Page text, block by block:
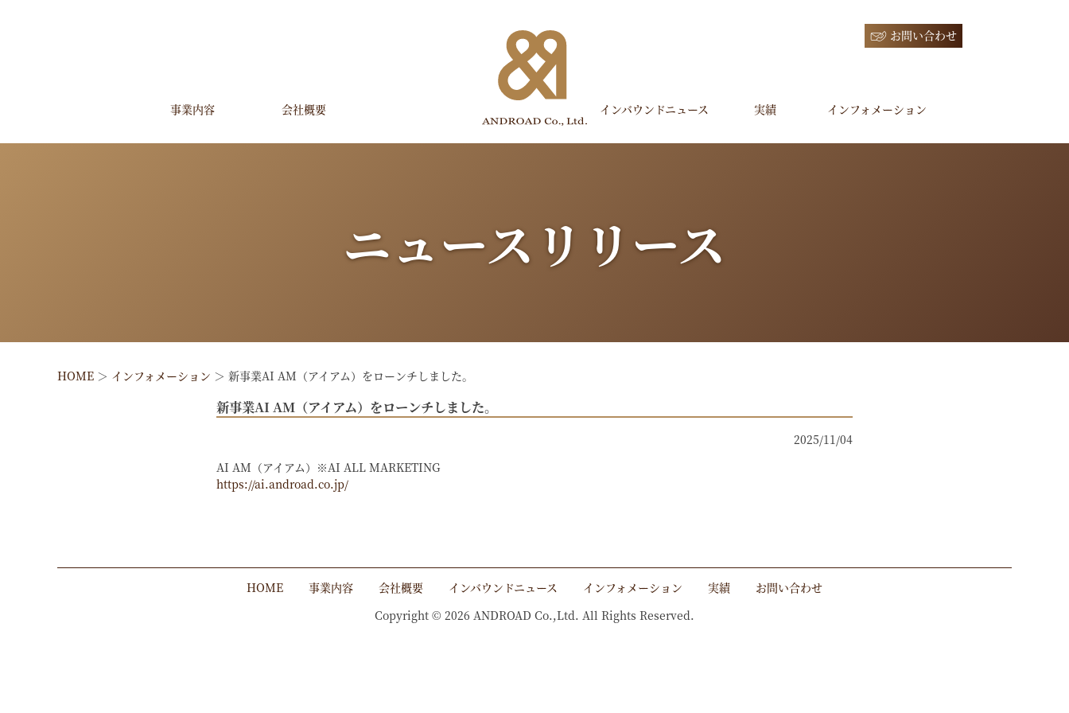
事業内容 会社概要 インバウンドニュース 実績 インフォメーション
お問い合わせ
ニュースリリース
HOME ＞ インフォメーション ＞ 新事業AI AM（アイアム）をローンチしました。
新事業AI AM（アイアム）をローンチしました。
2025/11/04
AI AM（アイアム）※AI ALL MARKETING
https://ai.androad.co.jp/
HOME 事業内容 会社概要 インバウンドニュース インフォメーション 実績
お問い合わせ
Copyright © 2026 ANDROAD Co.,Ltd. All Rights Reserved.